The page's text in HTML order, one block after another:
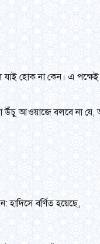
হোক না কেন। এ
আওয়াজে বলবে না যে,
হাদিসে বর্ণিত হয়েছে,